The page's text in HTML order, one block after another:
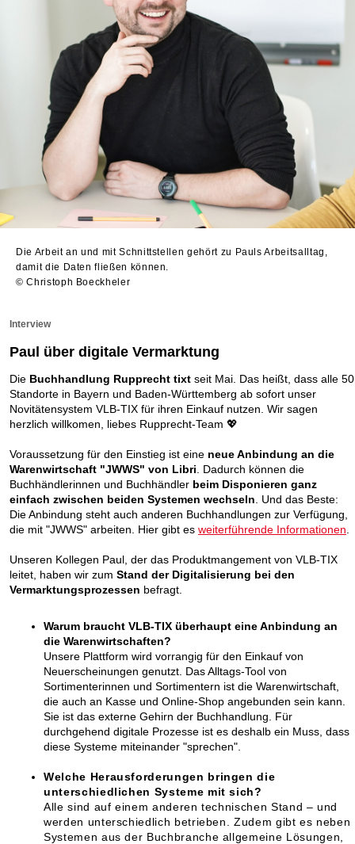
Die Arbeit an und mit Schnittstellen gehört zu Pauls Arbeitsalltag,
damit die Daten fließen können.
© Christoph Boeckheler
Interview
Paul über digitale Vermarktung
Die Buchhandlung Rupprecht tixt seit Mai. Das heißt, dass alle 50
Standorte in Bayern und Baden-Württemberg ab sofort unser
Novitätensystem VLB-TIX für ihren Einkauf nutzen. Wir sagen
herzlich willkomen, liebes Rupprecht-Team 💖
Voraussetzung für den Einstieg ist eine neue Anbindung an die
Warenwirtschaft "JWWS" von Libri . Dadurch können die
Buchhändlerinnen und Buchhändler beim Disponieren ganz
einfach zwischen beiden Systemen wechseln . Und das Beste:
Die Anbindung steht auch anderen Buchhandlungen zur Verfügung,
die mit "JWWS" arbeiten. Hier gibt es weiterführende Informationen
Unseren Kollegen Paul, der das Produktmangement von VLB-TIX
leitet, haben wir zum Stand der Digitalisierung bei den
Vermarktungsprozessen befragt.
Warum braucht VLB-TIX überhaupt eine Anbindung an
die Warenwirtschaften?
Unsere Plattform wird vorrangig für den Einkauf von
Neuerscheinungen genutzt. Das Alltags-Tool von
Sortimenterinnen und Sortimentern ist die Warenwirtschaft,
die auch an Kasse und Online-Shop angebunden sein kann.
Sie ist das externe Gehirn der Buchhandlung. Für
durchgehend digitale Prozesse ist es deshalb ein Muss, dass
diese Systeme miteinander "sprechen".
Welche Herausforderungen bringen die
unterschiedlichen Systeme mit sich?
Alle sind auf einem anderen technischen Stand – und
werden unterschiedlich betrieben. Zudem gibt es neben
Systemen aus der Buchbranche allgemeine Lösungen,